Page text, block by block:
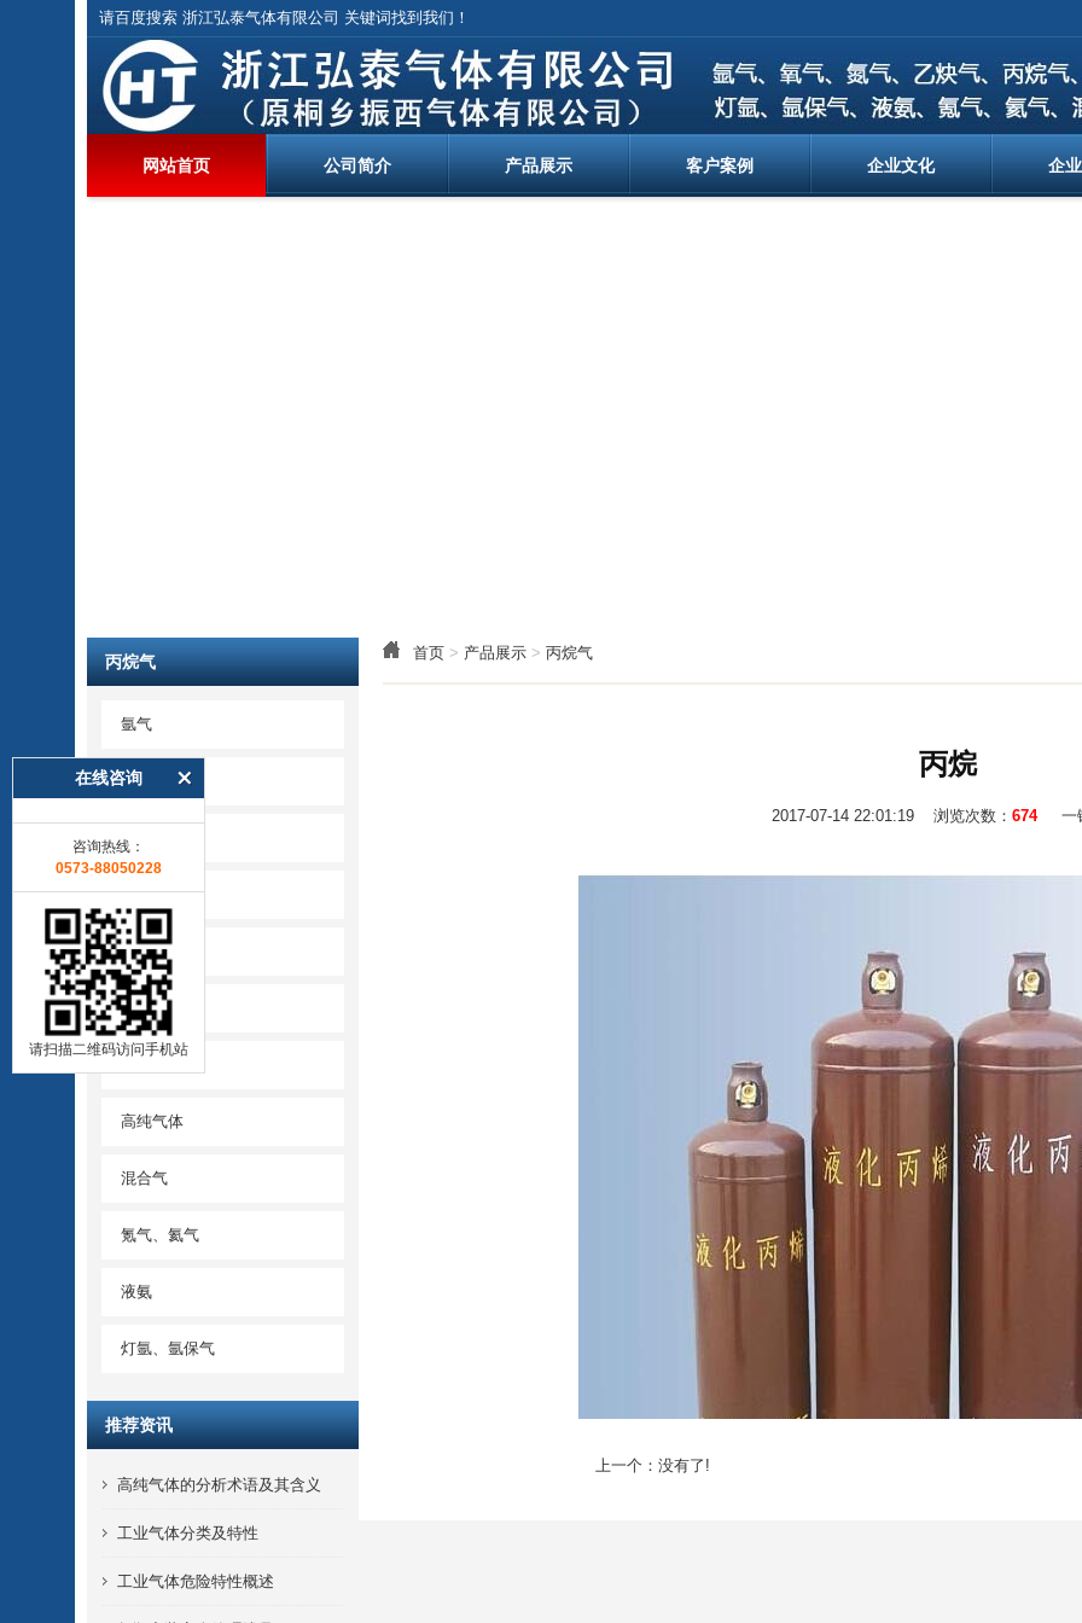
请百度搜索 浙江弘泰气体有限公司 关键词找到我们！
网站首页 公司简介 产品展示 客户案例 企业文化 企
首页 > 产品展示 > 丙烷气
丙烷气
氩气
氧气
氮气
乙炔气
丙烷气
二氧化碳
高纯气体
混合气
氪气、氦气
液氨
灯氩、氩保气
推荐资讯
高纯气体的分析术语及其含义
工业气体分类及特性
工业气体危险特性概述
丙烷
2017-07-14 22:01:19 浏览次数： 674 一
上一个：没有了!
在线咨询
咨询热线：
0573-88050228
请扫描二维码访问手机站